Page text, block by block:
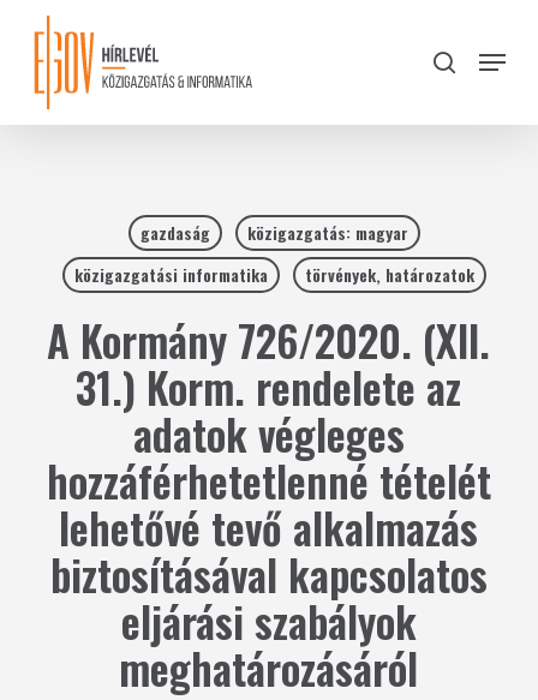
content
search
Menu
gazdaság
közigazgatás: magyar
közigazgatási informatika
törvények, határozatok
A Kormány 726/2020. (XII.
31.) Korm. rendelete az
adatok végleges
hozzáférhetetlenné tételét
lehetővé tevő alkalmazás
biztosításával kapcsolatos
eljárási szabályok
meghatározásáról
Close